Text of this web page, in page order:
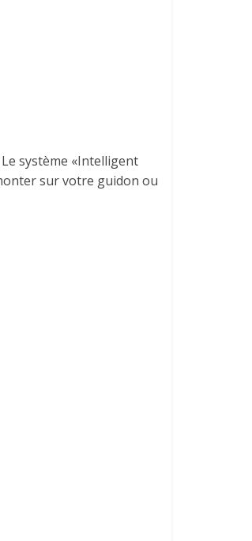
système «Intelligent
sur votre guidon ou